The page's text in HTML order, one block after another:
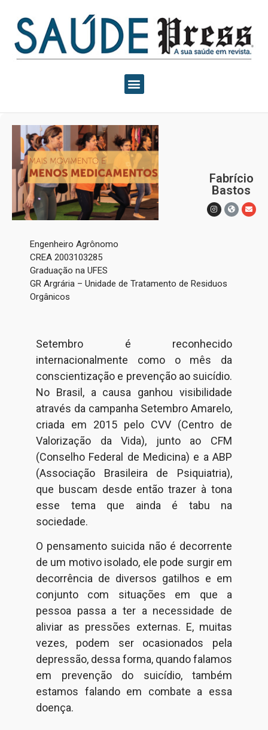
Fabrício
Bastos
Engenheiro Agrônomo
CREA 2003103285
Graduação na UFES
GR Argrária – Unidade de Tratamento de Residuos
Orgânicos
Setembro é reconhecido
internacionalmente como o mês da
conscientização e prevenção ao suicídio.
No Brasil, a causa ganhou visibilidade
através da campanha Setembro Amarelo,
criada em 2015 pelo CVV (Centro de
Valorização da Vida), junto ao CFM
(Conselho Federal de Medicina) e a ABP
(Associação Brasileira de Psiquiatria),
que buscam desde então trazer à tona
esse tema que ainda é tabu na
sociedade.
O pensamento suicida não é decorrente
de um motivo isolado, ele pode surgir em
decorrência de diversos gatilhos e em
conjunto com situações em que a
pessoa passa a ter a necessidade de
aliviar as pressões externas. E, muitas
vezes, podem ser ocasionados pela
depressão, dessa forma, quando falamos
em prevenção do suicídio, também
estamos falando em combate a essa
doença.